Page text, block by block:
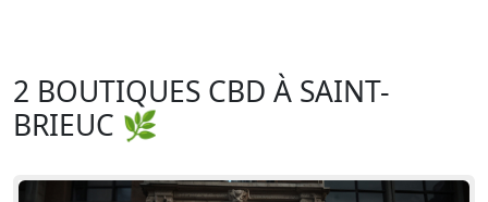
2 BOUTIQUES CBD À SAINT-
BRIEUC 🌿